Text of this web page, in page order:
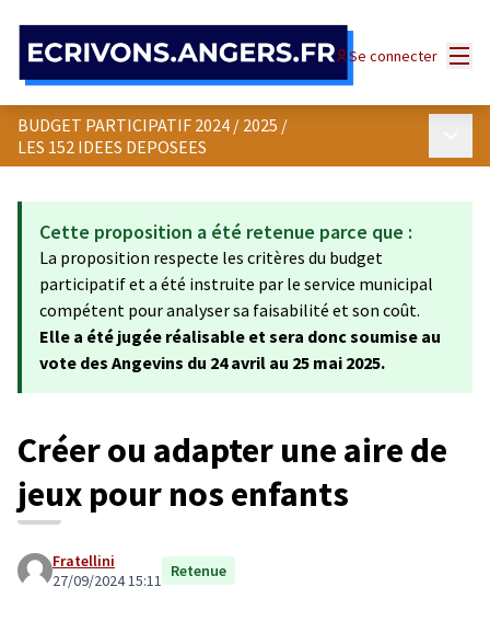
Se connecter
BUDGET PARTICIPATIF 2024 / 2025 /
LES 152 IDEES DEPOSEES
Cette proposition a été retenue parce que :
La proposition respecte les critères du budget
participatif et a été instruite par le service municipal
compétent pour analyser sa faisabilité et son coût.
Elle a été jugée réalisable et sera donc soumise au
vote des Angevins du 24 avril au 25 mai 2025.
Créer ou adapter une aire de
jeux pour nos enfants
Fratellini
27/09/2024 15:11 Retenue